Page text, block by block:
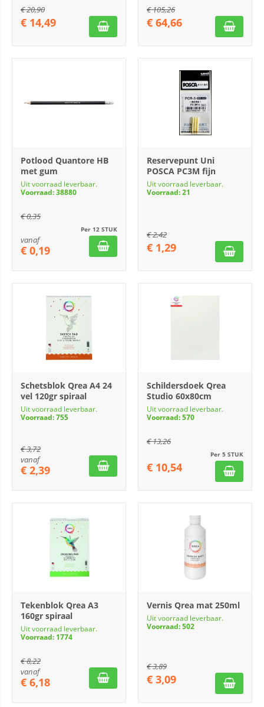
€20,90
€ 14,49
€105,26
€ 64,66
Potlood Quantore HB
met gum
Uit voorraad leverbaar.
Voorraad: 38880
€0,35
Per 12 STUK
vanaf
€ 0,19
Reservepunt Uni
POSCA PC3M fijn
Uit voorraad leverbaar.
Voorraad: 21
€2,42
€ 1,29
Schetsblok Qrea A4 24
vel 120gr spiraal
Uit voorraad leverbaar.
Voorraad: 755
€3,72
vanaf
€ 2,39
Schildersdoek Qrea
Studio 60x80cm
Uit voorraad leverbaar.
Voorraad: 570
€13,26
Per 5 STUK
€ 10,54
Tekenblok Qrea A3
160gr spiraal
Uit voorraad leverbaar.
Voorraad: 1774
€8,22
vanaf
€ 6,18
Vernis Qrea mat 250ml
Uit voorraad leverbaar.
Voorraad: 502
€3,89
€ 3,09